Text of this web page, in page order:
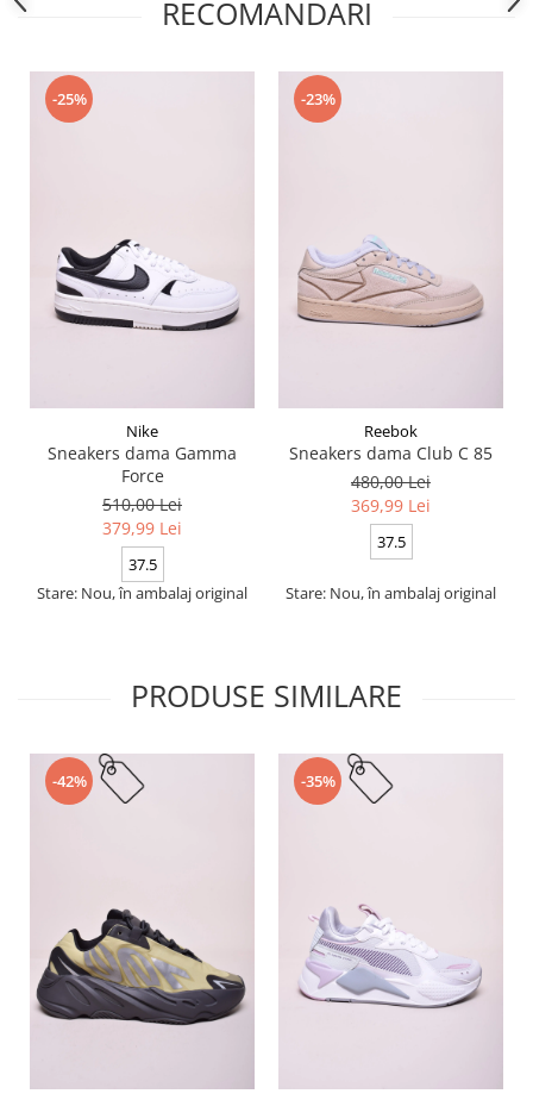
RECOMANDARI
-25%
Nike
Sneakers dama Gamma
Force
510,00 Lei
379,99 Lei
37.5
Stare: Nou, în ambalaj original
-23%
Reebok
Sneakers dama Club C 85
480,00 Lei
369,99 Lei
37.5
Stare: Nou, în ambalaj original
PRODUSE SIMILARE
-42% -35%